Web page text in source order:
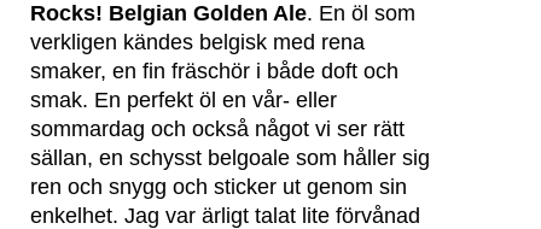
Rocks! Belgian Golden Ale. En öl som
verkligen kändes belgisk med rena
smaker, en fin fräschör i både doft och
smak. En perfekt öl en vår- eller
sommardag och också något vi ser rätt
sällan, en schysst belgoale som håller sig
ren och snygg och sticker ut genom sin
enkelhet. Jag var ärligt talat lite förvånad